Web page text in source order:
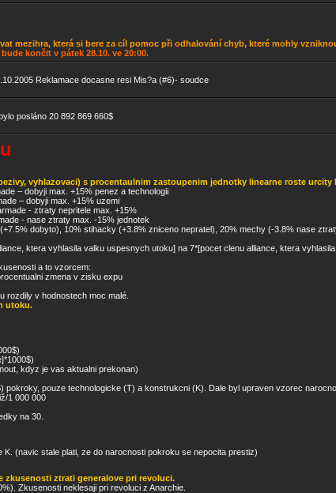
mezihra, která si bere za cíl pomoc při odhalování chyb, které mohly
končit v pátek 28.10. ve 20:00.
Reklamace docasne resi Mis?a (#6)- soudce
posláno 20 892 869 660$
vyhlazovaci) s procentaulnim zastoupenim jednotky linearne roste urcity
– dobyji max. +15% penez a technologii
– dobyji max. +15% uzemi
- ztraty nepritele max. +15%
- nase ztraty max. -15% jednotek
dobyto), 10% stihacky (+3.8% zniceno nepratel), 20% mechy (-3.8% nase
ktera vyhlasila valku uspesnych utoku] na 7*[pocet clenu alliance, ktera
a to vzorcem:
zmena v zisku expu
rozdily v hodnostech moc malé.
utoku.
kdyz je vas aktualni prekonan)
pokroky, pouze technologicke (T) a konstrukcni (K). Dale byl upraven vzorec
1 000 000
na 30.
(navic stale plati, ze do narocnosti pokroku se nepocita prestiz)
zkusenosti ztrati generalove pri revoluci.
Zkusenosti neklesaji pri revoluci z Anarchie.